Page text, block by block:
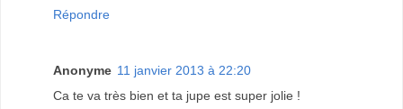
Répondre
Anonyme 11 janvier 2013 à 22:20
Ca te va très bien et ta jupe est super jolie !